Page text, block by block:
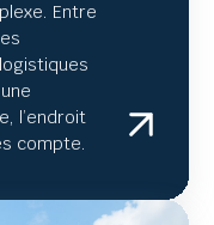
Entre
l’endroit
compte.